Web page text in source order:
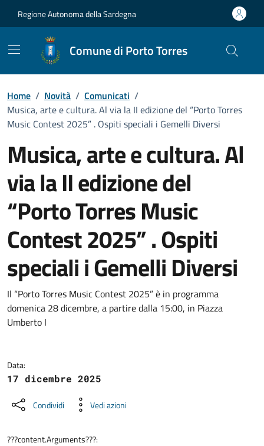
Regione Autonoma della Sardegna
Comune di Porto Torres
Home / Novità / Comunicati /
Musica, arte e cultura. Al via la II edizione del “Porto Torres
Music Contest 2025” . Ospiti speciali i Gemelli Diversi
Musica, arte e cultura. Al
via la II edizione del
“Porto Torres Music
Contest 2025” . Ospiti
speciali i Gemelli Diversi
Dettagli della notizia
Il “Porto Torres Music Contest 2025” è in programma
domenica 28 dicembre, a partire dalla 15:00, in Piazza
Umberto I
Data:
17 dicembre 2025
Condividi Vedi azioni
???content.Arguments???: